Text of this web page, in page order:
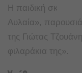
Η παιδική σκηνή
Αυλαία»,
της Γιώτας
φιλαράκια της».